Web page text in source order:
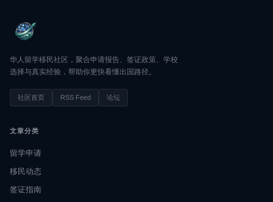
华人留学移民社区，聚合申请报告、签证政策、学校
选择与真实经验，帮助你更快看懂出国路径。
社区首页 RSS Feed 论坛
文章分类
留学申请
移民动态
签证指南